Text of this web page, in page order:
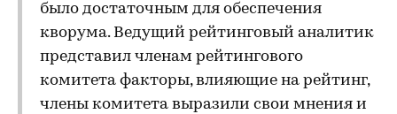
было достаточным для обеспечения
кворума. Ведущий рейтинговый аналитик
представил членам рейтингового
комитета факторы, влияющие на рейтинг,
члены комитета выразили свои мнения и